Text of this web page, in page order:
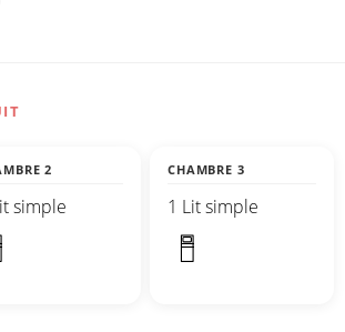
2
simple
CHAMBRE 3
1 Lit simple